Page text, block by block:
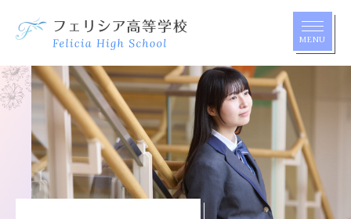
MENU
アクセス
ワクワクの種
学校案内